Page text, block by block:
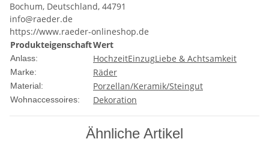
Bochum, Deutschland, 44791
info@raeder.de
https://www.raeder-onlineshop.de
ProdukteigenschaftWert
Anlass: HochzeitEinzugLiebe & Achtsamkeit
Marke: Räder
Material: Porzellan/Keramik/Steingut
Wohnaccessoires: Dekoration
Ähnliche Artikel